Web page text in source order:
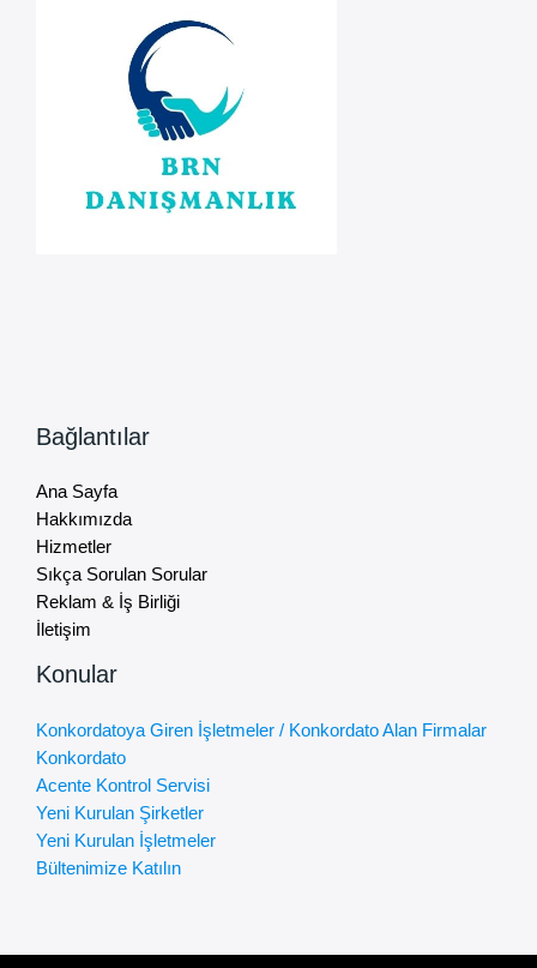
Bağlantılar
Ana Sayfa
Hakkımızda
Hizmetler
Sıkça Sorulan Sorular
Reklam & İş Birliği
İletişim
Konular
Konkordatoya Giren İşletmeler / Konkordato Alan Firmalar
Konkordato
Acente Kontrol Servisi
Yeni Kurulan Şirketler
Yeni Kurulan İşletmeler
Bültenimize Katılın